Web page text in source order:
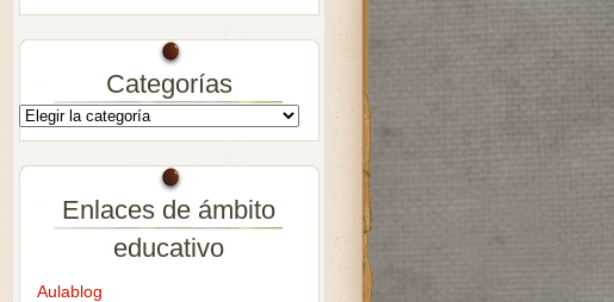
Categorías
Enlaces de ámbito
educativo
Aulablog